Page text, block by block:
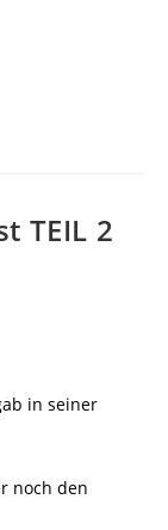
TEIL 2
in seiner
noch den